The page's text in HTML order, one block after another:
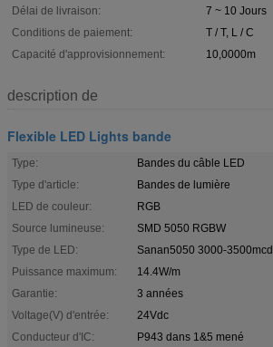
Délai de livraison:
7 ~ 10 Jours
Conditions de paiement:
T / T, L / C
Capacité d'approvisionnement:
10,0000m
description de
Flexible LED Lights bande
Type:
Bandes du câble LED
Type d'article:
Bandes de lumière
LED de couleur:
RGB
Source lumineuse:
SMD 5050 RGBW
Type de LED:
Sanan5050 3000-3500mcd
Puissance maximum:
14.4W/m
Garantie:
3 années
Voltage(V) d'entrée:
24Vdc
Conducteur d'IC:
P943 dans 1&5 mené